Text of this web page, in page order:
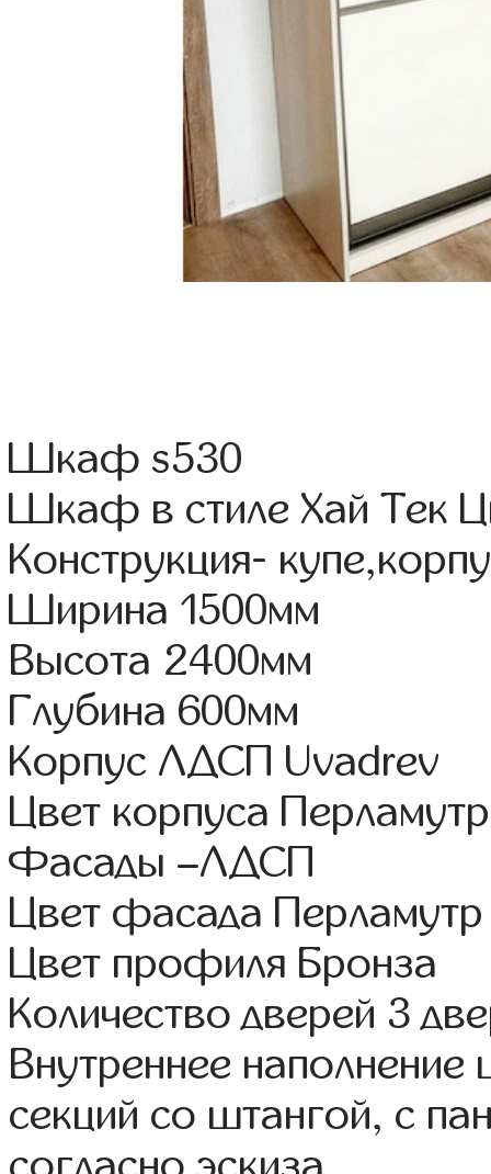
Шкаф s530
Шкаф в стиле Хай Тек
Конструкция-
Ширина 1500мм
Высота 2400мм
Глубина 600мм
Корпус ЛДСП Uvadrev
Цвет корпуса Перламутр
Фасады –ЛДСП
Цвет фасада Перламутр
Цвет профиля Бронза
Количество дверей 3
Внутреннее
секций со штангой, с